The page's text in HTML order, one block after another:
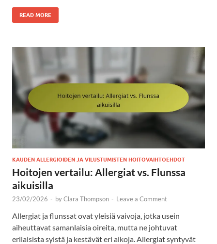
READ MORE
KAUDEN ALLERGIOIDEN JA VILUSTUMISTEN HOITOVAIHTOEHDOT
Hoitojen vertailu: Allergiat vs. Flunssa
aikuisilla
23/02/2026 - byClara Thompson - Leave a Comment
Allergiat ja flunssat ovat yleisiä vaivoja, jotka usein
aiheuttavat samanlaisia oireita, mutta ne johtuvat
erilaisista syistä ja kestävät eri aikoja. Allergiat syntyvät